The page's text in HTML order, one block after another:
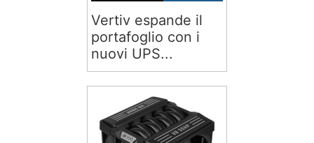
Vertiv espande il
portafoglio con i
nuovi UPS...